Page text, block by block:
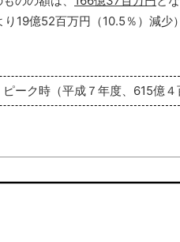
億52百万円（10.5％）減少）
ク時（平成７年度、615億４